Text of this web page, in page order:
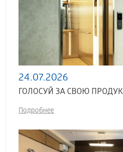
24.07.2026
ГОЛОСУЙ ЗА СВОЮ
Подробнее